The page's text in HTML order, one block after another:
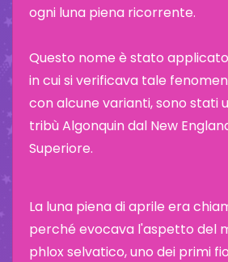
ogni luna piena ricorrente.
Questo nome è stato
in cui si verificava tale
con alcune varianti, sono stati
tribù Algonquin dal New
Superiore.
La luna piena di aprile era
perché evocava l'aspetto del
phlox selvatico, uno dei primi